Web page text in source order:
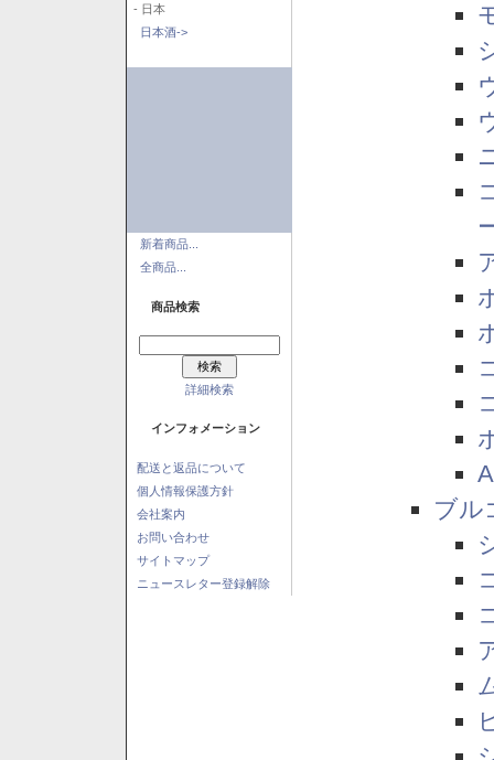
- 日本
日本酒->
新着商品...
全商品...
商品検索
詳細検索
インフォメーション
配送と返品について
個人情報保護方針
会社案内
お問い合わせ
サイトマップ
ニュースレター登録解除
ブル